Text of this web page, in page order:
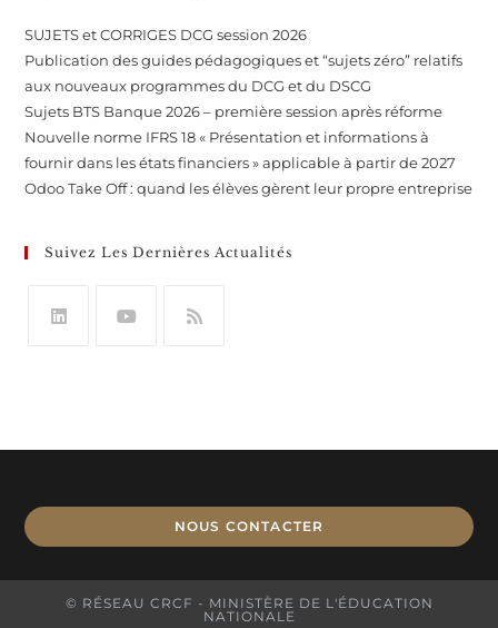
SUJETS et CORRIGES DCG session 2026
Publication des guides pédagogiques et “sujets zéro” relatifs
aux nouveaux programmes du DCG et du DSCG
Sujets BTS Banque 2026 – première session après réforme
Nouvelle norme IFRS 18 « Présentation et informations à
fournir dans les états financiers » applicable à partir de 2027
Odoo Take Off : quand les élèves gèrent leur propre entreprise
Suivez Les Dernières Actualités
NOUS CONTACTER
© RÉSEAU CRCF - MINISTÈRE DE L'ÉDUCATION
NATIONALE